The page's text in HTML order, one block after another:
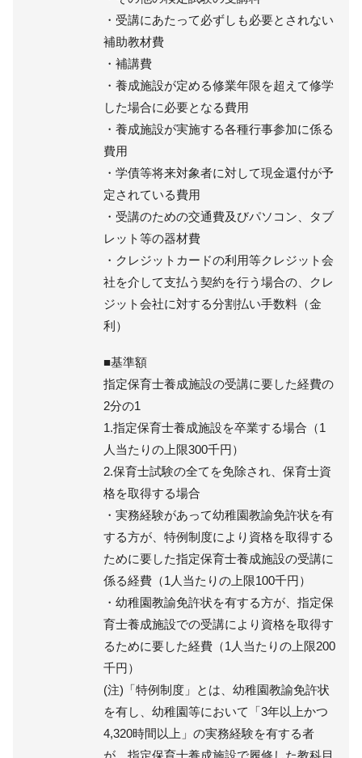
・受講にあたって必ずしも必要とされない
補助教材費
・補講費
・養成施設が定める修業年限を超えて修学
した場合に必要となる費用
・養成施設が実施する各種行事参加に係る
費用
・学債等将来対象者に対して現金還付が予
定されている費用
・受講のための交通費及びパソコン、タブ
レット等の器材費
・クレジットカードの利用等クレジット会
社を介して支払う契約を行う場合の、クレ
ジット会社に対する分割払い手数料（金
利）
■基準額
指定保育士養成施設の受講に要した経費の
2分の1
1.指定保育士養成施設を卒業する場合（1
人当たりの上限300千円）
2.保育士試験の全てを免除され、保育士資
格を取得する場合
・実務経験があって幼稚園教諭免許状を有
する方が、特例制度により資格を取得する
ために要した指定保育士養成施設の受講に
係る経費（1人当たりの上限100千円）
・幼稚園教諭免許状を有する方が、指定保
育士養成施設での受講により資格を取得す
るために要した経費（1人当たりの上限200
千円）
(注)「特例制度」とは、幼稚園教諭免許状
を有し、幼稚園等において「3年以上かつ
4,320時間以上」の実務経験を有する者
が、指定保育士養成施設で履修した教科目